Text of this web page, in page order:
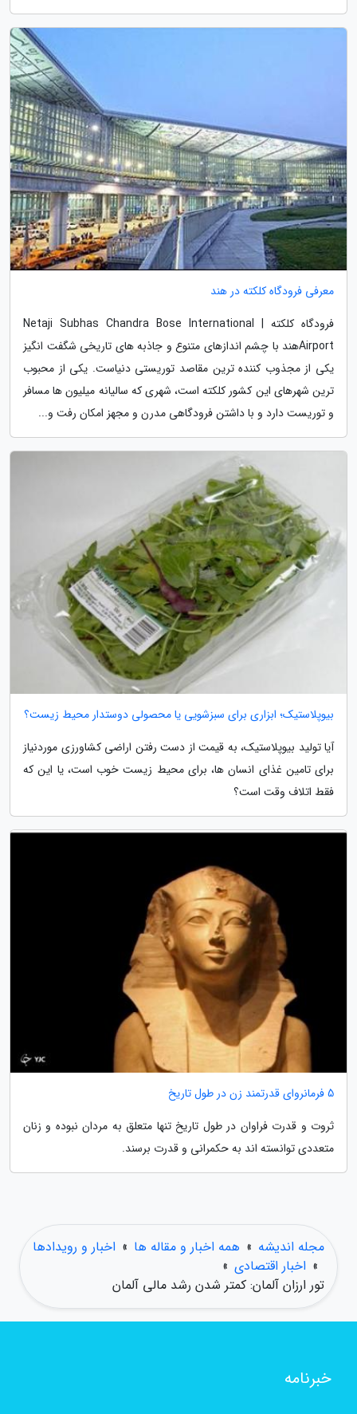
معرفی فرودگاه کلکته در هند
فرودگاه کلکته | Netaji Subhas Chandra Bose International
Airportهند با چشم اندازهای متنوع و جاذبه های تاریخی شگفت انگیز
یکی از مجذوب کننده ترین مقاصد توریستی دنیاست. یکی از محبوب
ترین شهرهای این کشور کلکته است، شهری که سالیانه میلیون ها مسافر
و توریست دارد و با داشتن فرودگاهی مدرن و مجهز امکان رفت و...
بیوپلاستیک؛ ابزاری برای سبزشویی یا محصولی دوستدار محیط زیست؟
آیا تولید بیوپلاستیک، به قیمت از دست رفتن اراضی کشاورزی موردنیاز
برای تامین غذای انسان ها، برای محیط زیست خوب است، یا این که
فقط اتلاف وقت است؟
5 فرمانروای قدرتمند زن در طول تاریخ
ثروت و قدرت فراوان در طول تاریخ تنها متعلق به مردان نبوده و زنان
متعددی توانسته اند به حکمرانی و قدرت برسند.
مجله اندیشه » همه اخبار و مقاله ها » اخبار و رویدادها
» اخبار اقتصادی »
تور ارزان آلمان: کمتر شدن رشد مالی آلمان
خبرنامه